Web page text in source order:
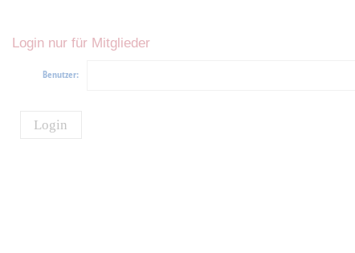
Login nur für Mitglieder
Benutzer:
Login